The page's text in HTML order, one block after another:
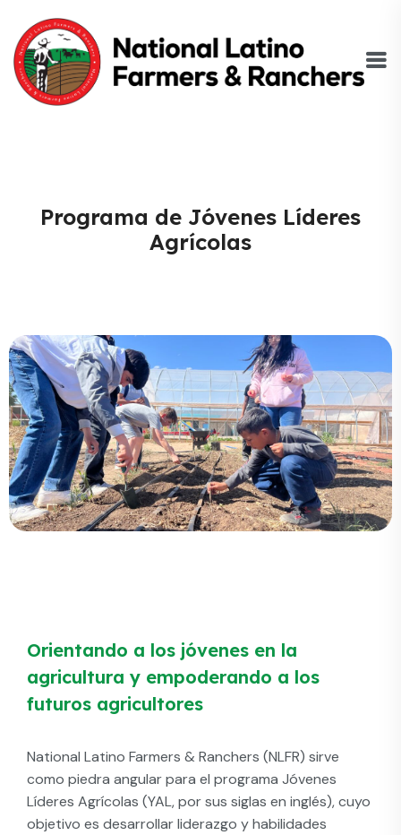
Programa de Jóvenes Líderes
Agrícolas
Orientando a los jóvenes en la
agricultura y empoderando a los
futuros agricultores
National Latino Farmers & Ranchers (NLFR) sirve
como piedra angular para el programa Jóvenes
Líderes Agrícolas (YAL, por sus siglas en inglés), cuyo
objetivo es desarrollar liderazgo y habilidades